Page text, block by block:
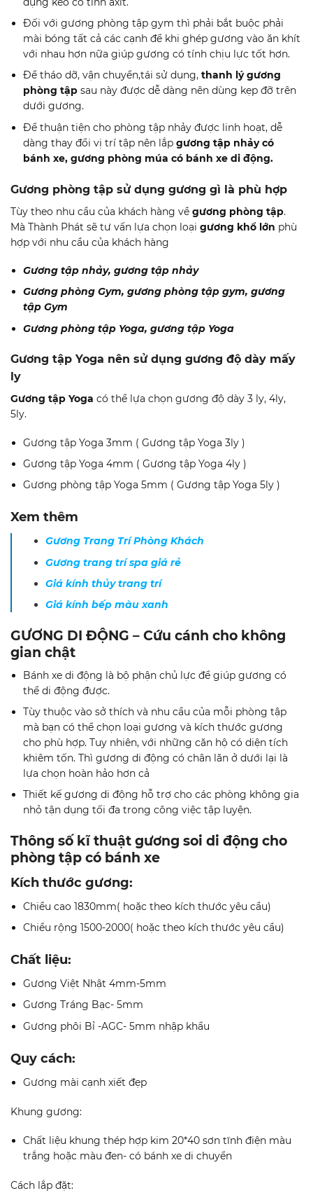
Đối với gương phòng tập gym thì phải bắt buộc phải
mài bóng tất cả các cạnh để khi ghép gương vào ăn khít
với nhau hơn nữa giúp gương có tính chịu lực tốt hơn.
Để tháo dỡ, vận chuyển,tái sử dụng,thanh lý gương
phòng tập sau này được dễ dàng nên dùng kẹp đỡ trên
dưới gương.
Để thuận tiện cho phòng tập nhảy được linh hoạt, dễ
dàng thay đổi vị trí tập nên lắpgương tập nhảy có
bánh xe, gương phòng múa có bánh xe di động.
Gương phòng tập sử dụng gương gì là phù hợp
Tùy theo nhu cầu của khách hàng về gương phòng tập.
Mà Thành Phát sẽ tư vấn lựa chọn loại gương khổ lớn phù
hợp với nhu cầu của khách hàng
Gương tập nhảy, gương tập nhảy
Gương phòng Gym, gương phòng tập gym, gương
tập Gym
Gương phòng tập Yoga, gương tập Yoga
Gương tập Yoga nên sử dụng gương độ dày mấy
ly
Gương tập Yoga có thể lựa chọn gương độ dày 3 ly, 4ly,
5ly.
Gương tập Yoga 3mm ( Gương tập Yoga 3ly )
Gương tập Yoga 4mm ( Gương tập Yoga 4ly )
Gương phòng tập Yoga 5mm ( Gương tập Yoga 5ly )
Xem thêm
Gương Trang Trí Phòng Khách
Gương trang trí spa giá rẻ
Giá kính thủy trang trí
Giá kính bếp màu xanh
GƯƠNG DI ĐỘNG – Cứu cánh cho không
gian chật
Bánh xe di động là bộ phận chủ lực để giúp gương có
thể di động được.
Tùy thuộc vào sở thích và nhu cầu của mỗi phòng tập
mà bạn có thể chọn loại gương và kích thước gương
cho phù hợp. Tuy nhiên, với những căn hộ có diện tích
khiêm tốn. Thì gương di động có chân lăn ở dưới lại là
lựa chọn hoàn hảo hơn cả
Thiết kế gương di động hỗ trợ cho các phòng không gia
nhỏ tận dụng tối đa trong công việc tập luyện.
Thông số kĩ thuật gương soi di động cho
phòng tập có bánh xe
Kích thước gương:
Chiều cao 1830mm( hoặc theo kích thước yêu cầu)
Chiều rộng 1500-2000( hoặc theo kích thước yêu cầu)
Chất liệu:
Gương Việt Nhật 4mm-5mm
Gương Tráng Bạc- 5mm
Gương phôi Bỉ -AGC- 5mm nhập khẩu
Quy cách:
Gương mài cạnh xiết đẹp
Khung gương:
Chất liệu khung thép hợp kim 20*40 sơn tĩnh điện màu
trắng hoặc màu đen- có bánh xe di chuyển
Cách lắp đặt: